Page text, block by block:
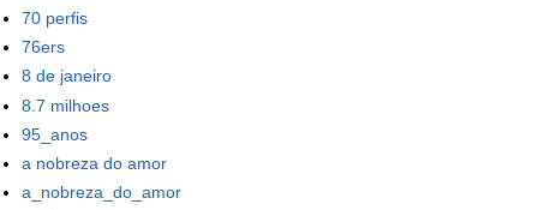
70 perfis
76ers
8 de janeiro
8.7 milhoes
95_anos
a nobreza do amor
a_nobreza_do_amor